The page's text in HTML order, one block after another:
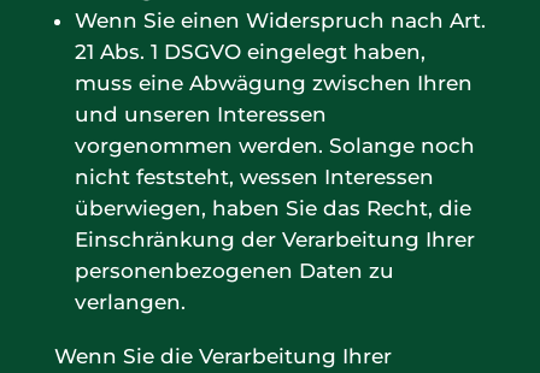
Wenn Sie einen Widerspruch nach Art.
21 Abs. 1 DSGVO eingelegt haben,
muss eine Abwägung zwischen Ihren
und unseren Interessen
vorgenommen werden. Solange noch
nicht feststeht, wessen Interessen
überwiegen, haben Sie das Recht, die
Einschränkung der Verarbeitung Ihrer
personenbezogenen Daten zu
verlangen.
Wenn Sie die Verarbeitung Ihrer